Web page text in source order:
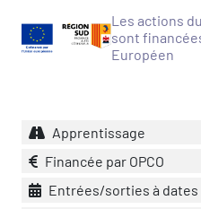
Les actions
sont
Européen
Apprentissage
Financée par OPCO
Entrées/sorties à